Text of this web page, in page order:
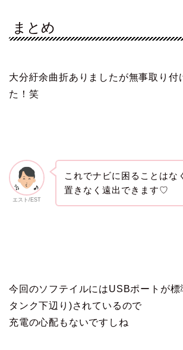
まとめ
大分紆余曲折ありましたが無事取り付
た！笑
エスト/EST
これでナビに困ることはな
置きなく遠出できます♡
今回のソフテイルにはUSBポートが標
タンク下辺り)されているので
充電の心配もないですしね